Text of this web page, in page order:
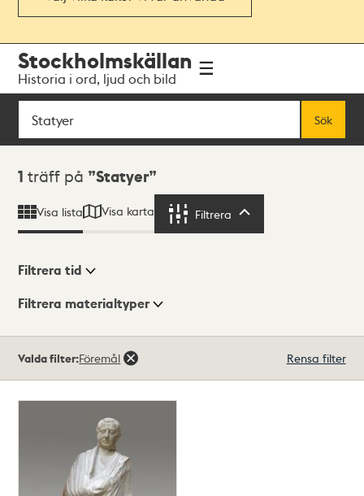
navigationen
huvudinnehållet
Stockholmskällan
Historia i ord, ljud och bild
Sök
Sök
Sökresultat
1 träff på Statyer
Visa lista Visa karta Filtrera
Visningsläge
Filtrera tid
Filtrera materialtyper
träffar
Valda filter:Föremål Rensa filter